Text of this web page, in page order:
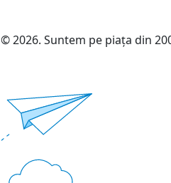
© 2026. Suntem pe piața din